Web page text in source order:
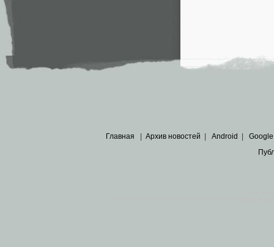
Главная Архив новостей Android Google